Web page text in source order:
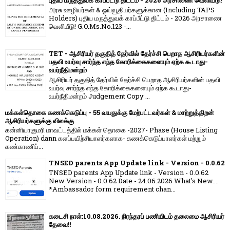
அரசு ஊழியர்கள் & ஓய்வூதியர்களுக்கான (Including TAPS
Holders) புதிய மருத்துவக் காப்பீட்டு திட்டம் - 2026 அரசாணை
வெளியீடு! G.O.Ms.No.123 -...
TET - ஆசிரியர் தகுதித் தேர்வில் தேர்ச்சி பெறாத ஆசிரியர்களின்
பதவி உயர்வு சார்ந்த எந்த கோரிக்கைகளையும் ஏற்க கூடாது-
உயர்நீதிமன்றம்
ஆசிரியர் தகுதித் தேர்வில் தேர்ச்சி பெறாத ஆசிரியர்களின் பதவி
உயர்வு சார்ந்த எந்த கோரிக்கைகளையும் ஏற்க கூடாது-
உயர்நீதிமன்றம் Judgement Copy ...
மக்கள்தொகை கணக்கெடுப்பு - 55 வயதுக்கு மேற்பட்டவர்கள் & மாற்றுத்திறன்
ஆசிரியர்களுக்கு விலக்கு
கன்னியாகுமரி மாவட்டத்தில் மக்கள் தொகை -2027- Phase (House Listing
Operation) dann களப்பயிற்சியாளர்களாக- கணக்கெடுப்பாளர்கள் மற்றும்
கண்காணிப்...
TNSED parents App Update link - Version - 0.0.62
TNSED parents App Update link - Version - 0.0.62
New Version - 0.0.62 Date - 24.06.2026 What's New....
*Ambassador form requirement chan...
கடைசி நாள்:10.08.2026. நிரந்தரப் பணியிடம் தலைமை ஆசிரியர்
தேவை!!